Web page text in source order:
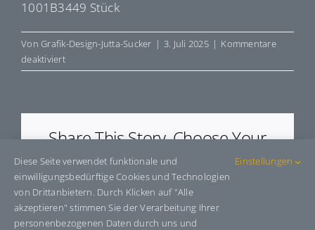
1001B3449 Stück
VonGrafik-Design-Jutta-Sucker | 3. Juli 2025 | Kommentare
deaktiviertfür
E7473.4
Share This Story, Choose Your
Platform!
Facebook Bluesky WhatsAppTelegram
E-
Mail
Diese Seite verwendet funktionale und
einwilligungsbedürftige Cookies und Technologien
von Drittanbietern. Durch Klicken auf "Alle
akzeptieren" stimmen Sie der Verarbeitung Ihrer
personenbezogenen Daten durch uns und
Einstellungen